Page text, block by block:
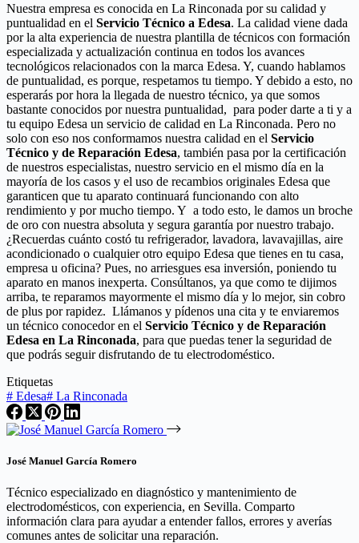
Nuestra empresa es conocida en La Rinconada por su calidad y
puntualidad en el Servicio Técnico a Edesa. La calidad viene dada
por la alta experiencia de nuestra plantilla de técnicos con formación
especializada y actualización continua en todos los avances
tecnológicos relacionados con la marca Edesa. Y, cuando hablamos
de puntualidad, es porque, respetamos tu tiempo. Y debido a esto, no
esperarás por hora la llegada de nuestro técnico, ya que somos
bastante conocidos por nuestra puntualidad, para poder darte a ti y a
tu equipo Edesa un servicio de calidad en La Rinconada. Pero no
solo con eso nos conformamos nuestra calidad en el Servicio
Técnico y de Reparación Edesa, también pasa por la certificación
de nuestros especialistas, nuestro servicio en el mismo día en la
mayoría de los casos y el uso de recambios originales Edesa que
garanticen que tu aparato continuará funcionando con alto
rendimiento y por mucho tiempo. Y a todo esto, le damos un broche
de oro con nuestra absoluta y segura garantía por nuestro trabajo.
¿Recuerdas cuánto costó tu refrigerador, lavadora, lavavajillas, aire
acondicionado o cualquier otro equipo Edesa que tienes en tu casa,
empresa u oficina? Pues, no arriesgues esa inversión, poniendo tu
aparato en manos inexperta. Consúltanos, ya que como te dijimos
arriba, te reparamos mayormente el mismo día y lo mejor, sin cobro
de plus por rapidez. Llámanos y pídenos una cita y te enviaremos
un técnico conocedor en el Servicio Técnico y de Reparación
Edesa en La Rinconada, para que puedas tener la seguridad de
que podrás seguir disfrutando de tu electrodoméstico.
Etiquetas
# Edesa# La Rinconada
José Manuel García Romero
Técnico especializado en diagnóstico y mantenimiento de
electrodomésticos, con experiencia, en Sevilla. Comparto
información clara para ayudar a entender fallos, errores y averías
comunes antes de solicitar una reparación.